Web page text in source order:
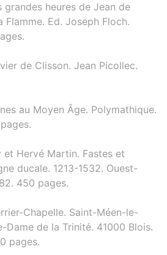
grandes heures de Jean de
Ed. Joseph Floch.
de Clisson. Jean Picollec.
au Moyen Âge. Polymathique.
et Hervé Martin. Fastes et
ducale. 1213-1532. Ouest-
450 pages.
Chapelle. Saint-Méen-le-
Dame de la Trinité. 41000 Blois.
pages.